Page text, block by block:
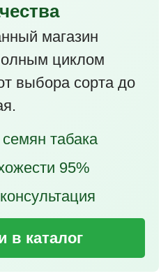
магазин
циклом
выбора сорта до
табака
95%
в каталог